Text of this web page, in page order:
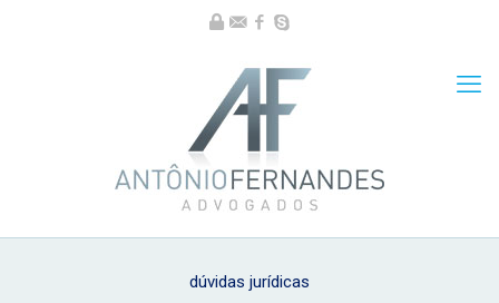
dúvidas jurídicas